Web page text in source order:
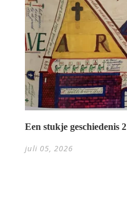
Een stukje geschiedenis 2
juli 05, 2026